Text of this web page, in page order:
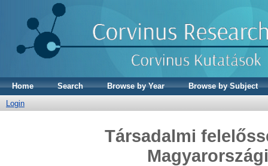
Home Search Browse by Year
Browse by Subject
Login
Társadalmi